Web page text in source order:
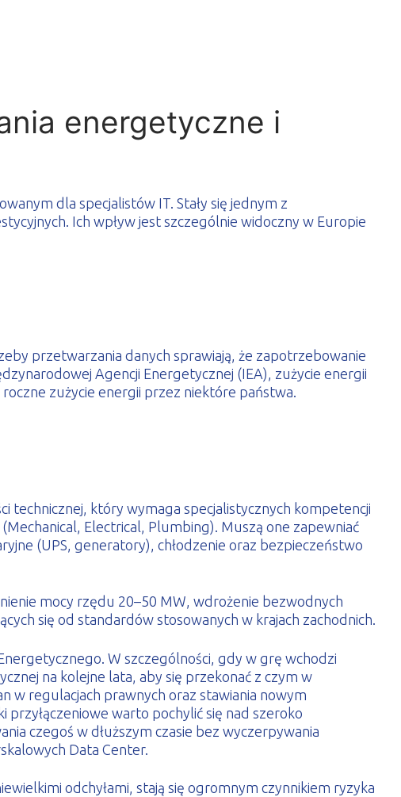
energetyczne i
dla specjalistów IT. Stały się jednym z
Ich wpływ jest szczególnie widoczny w Europie
przetwarzania danych sprawiają, że zapotrzebowanie
Agencji Energetycznej (IEA), zużycie energii
zużycie energii przez niektóre państwa.
technicznej, który wymaga specjalistycznych kompetencji
Electrical, Plumbing). Muszą one zapewniać
(UPS, generatory), chłodzenie oraz bezpieczeństwo
mocy rzędu 20–50 MW, wdrożenie bezwodnych
się od standardów stosowanych w krajach zachodnich.
W szczególności, gdy w grę wchodzi
na kolejne lata, aby się przekonać z czym w
w regulacjach prawnych oraz stawiania nowym
warto pochylić się nad szeroko
czegoś w dłuższym czasie bez wyczerpywania
Data Center.
odchyłami, stają się ogromnym czynnikiem ryzyka